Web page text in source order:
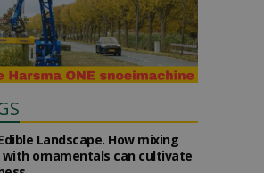
Landscape. How mixing
ornamentals can cultivate